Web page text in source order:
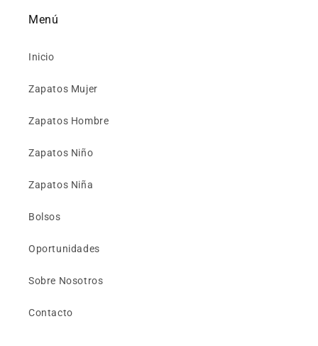
Menú
Inicio
Zapatos Mujer
Zapatos Hombre
Zapatos Niño
Zapatos Niña
Bolsos
Oportunidades
Sobre Nosotros
Contacto